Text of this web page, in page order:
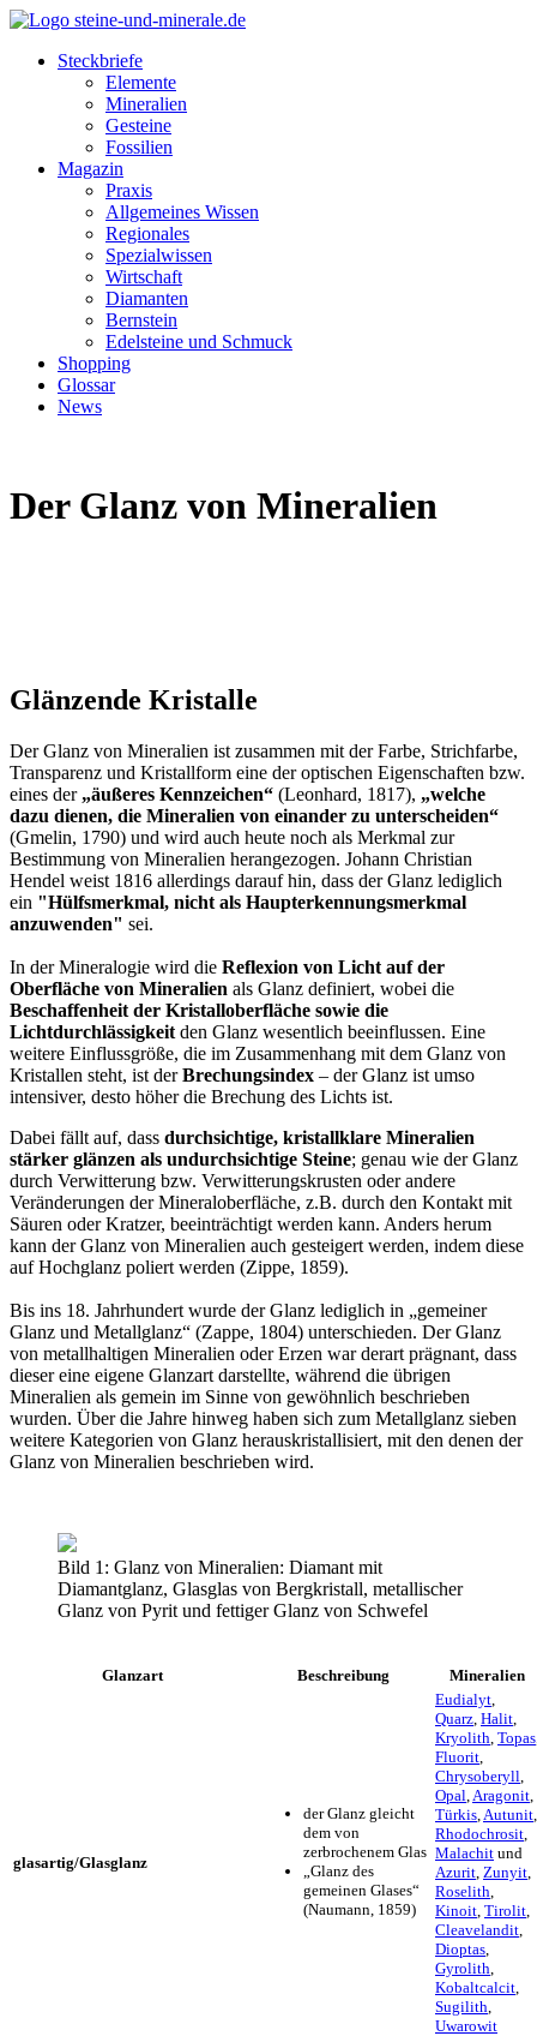
Steckbriefe
Elemente
Mineralien
Gesteine
Fossilien
Magazin
Praxis
Allgemeines Wissen
Regionales
Spezialwissen
Wirtschaft
Diamanten
Bernstein
Edelsteine und Schmuck
Shopping
Glossar
News
Der Glanz von Mineralien
Glänzende Kristalle
Der Glanz von Mineralien ist zusammen mit der Farbe, Strichfarbe,
Transparenz und Kristallform eine der optischen Eigenschaften bzw.
eines der„äußeres Kennzeichen“ (Leonhard, 1817), „welche
dazu dienen, die Mineralien von einander zu unterscheiden“
(Gmelin, 1790) und wird auch heute noch als Merkmal zur
Bestimmung von Mineralien herangezogen. Johann Christian
Hendel weist 1816 allerdings darauf hin, dass der Glanz lediglich
ein "Hülfsmerkmal, nicht als Haupterkennungsmerkmal
anzuwenden" sei.
In der Mineralogie wird die Reflexion von Licht auf der
Oberfläche von Mineralien als Glanz definiert, wobei die
Beschaffenheit der Kristalloberfläche sowie die
Lichtdurchlässigkeit den Glanz wesentlich beeinflussen. Eine
weitere Einflussgröße, die im Zusammenhang mit dem Glanz von
Kristallen steht, ist derBrechungsindex – der Glanz ist umso
intensiver, desto höher die Brechung des Lichts ist.
Dabei fällt auf, dass durchsichtige, kristallklare Mineralien
stärker glänzen als undurchsichtige Steine; genau wie der Glanz
durch Verwitterung bzw. Verwitterungskrusten oder andere
Veränderungen der Mineraloberfläche, z.B. durch den Kontakt mit
Säuren oder Kratzer, beeinträchtigt werden kann. Anders herum
kann der Glanz von Mineralien auch gesteigert werden, indem diese
auf Hochglanz poliert werden (Zippe, 1859).
Bis ins 18. Jahrhundert wurde der Glanz lediglich in „gemeiner
Glanz und Metallglanz“ (Zappe, 1804) unterschieden. Der Glanz
von metallhaltigen Mineralien oder Erzen war derart prägnant, dass
dieser eine eigene Glanzart darstellte, während die übrigen
Mineralien als gemein im Sinne von gewöhnlich beschrieben
wurden. Über die Jahre hinweg haben sich zum Metallglanz sieben
weitere Kategorien von Glanz herauskristallisiert, mit den denen der
Glanz von Mineralien beschrieben wird.
Bild 1: Glanz von Mineralien: Diamant mit
Diamantglanz, Glasglas von Bergkristall, metallischer
Glanz von Pyrit und fettiger Glanz von Schwefel
Glanzart Beschreibung Mineralien
glasartig/Glasglanz
der Glanz gleicht
dem von
zerbrochenem Glas
„Glanz des
gemeinen Glases“
(Naumann, 1859)
Eudialyt
Quarz Halit
Kryolith Topas
Fluorit
Chrysoberyll
Opal Aragonit
Türkis Autunit
Rhodochrosit
Malachit und
Azurit Zunyit
Roselith
Kinoit Tirolit
Cleavelandit
Dioptas
Gyrolith
Kobaltcalcit
Sugilith
Uwarowit